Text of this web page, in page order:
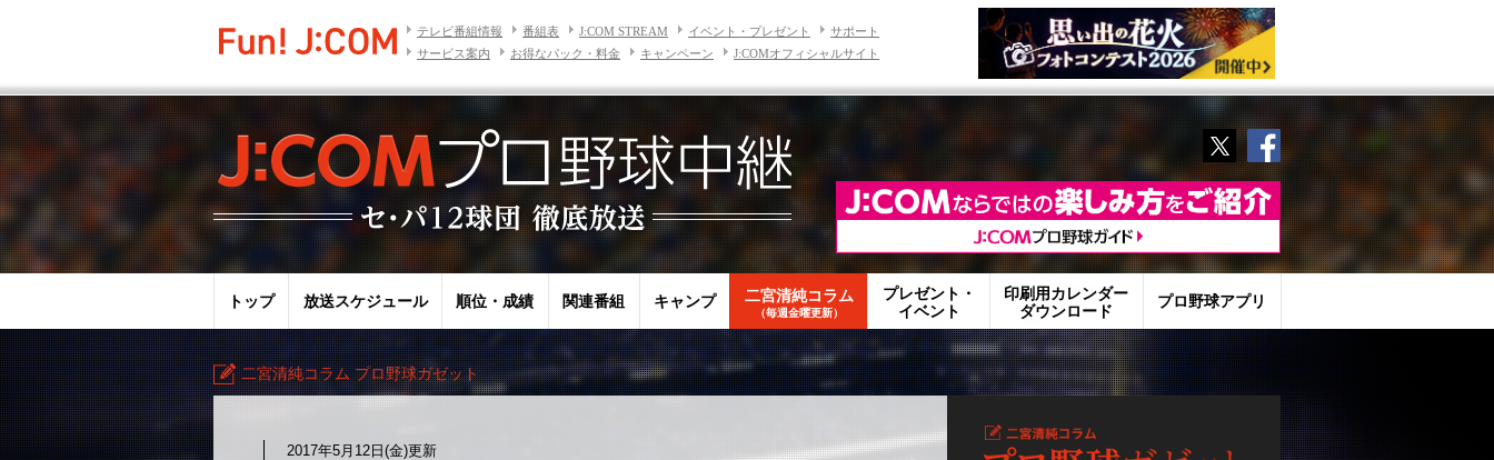
テレビ番組情報 番組表 J:COM STREAM イベント・プレゼント
サポート
サービス案内
お得なパック・料金 キャンペーン J:COMオフィシャルサイト
TwitterFacebook
トップ 放送スケジュール 順位・成績 関連番組 キャンプ 二宮清純コラム
（毎週金曜更新）
プレゼント・
イベント
印刷用カレンダー
ダウンロード
プロ野球アプリ
二宮清純コラム プロ野球ガゼット
2017年5月12日(金)更新